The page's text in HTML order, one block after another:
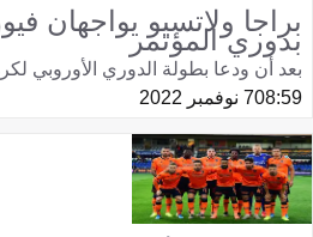
براجا ولاتسيو يواجهان
بدوري المؤتمر
بعد أن ودعا بطولة الدوري الأوروبي
08:597 نوفمبر 2022